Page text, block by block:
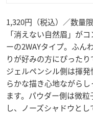
1,320円（税込）／数量
「消えない自然眉」が
ーの2WAYタイプ。ふん
りが好みの方にぴったり
ジェルペンシル側は揮
らかな描き心地ながら
ます。パウダー側は微
し、ノーズシャドウとし